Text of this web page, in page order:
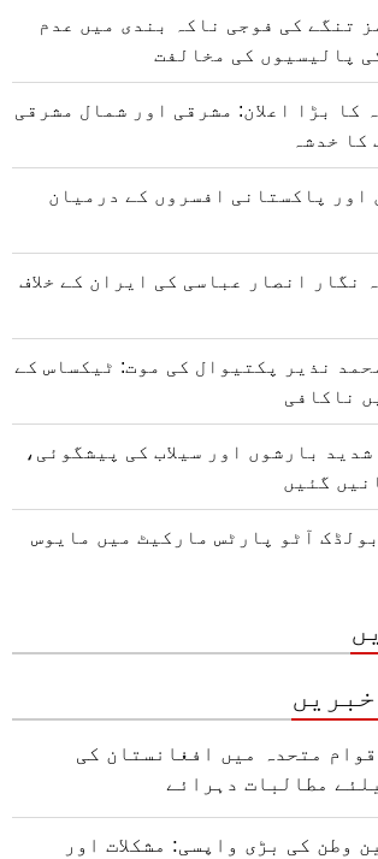
تنگے کی فوجی ناکہ بندی میں عدم
پالیسیوں کی مخالفت
کا بڑا اعلان: مشرقی اور شمال مشرقی
کا خدشہ
اور پاکستانی افسروں کے درمیان
نگار انصار عباسی کی ایران کے خلاف
نذیر پکتیوال کی موت: ٹیکساس کے
ناکافی
بارشوں اور سیلاب کی پیشگوئی،
آٹو پارٹس مارکیٹ میں مایوس
متحدہ میں افغانستان کی
مطالبات دہرائے
وطن کی بڑی واپسی: مشکلات اور